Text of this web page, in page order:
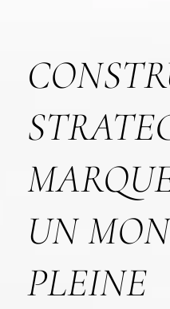
UN
PLEINE